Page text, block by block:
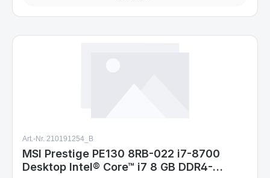
Art.-Nr. 210191254_B
MSI Prestige PE130 8RB-022 i7-8700
Desktop Intel® Core™ i7 8 GB DDR4-